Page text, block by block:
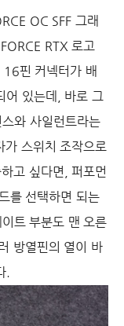
OC SFF 그래
RTX 로고
핀 커넥터가 배
어 있는데, 바로 그
와 사일런트라는
가 스위치 조작으로
고 싶다면, 퍼포먼
를 선택하면 되는
트 부분도 맨 오른
방열핀의 열이 바
.